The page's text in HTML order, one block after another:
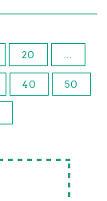
20 ...
40 50